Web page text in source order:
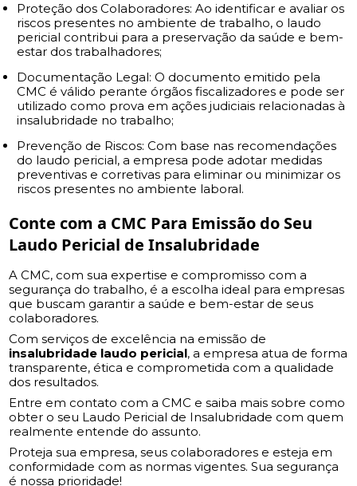
Proteção dos Colaboradores: Ao identificar e avaliar os
riscos presentes no ambiente de trabalho, o laudo
pericial contribui para a preservação da saúde e bem-
estar dos trabalhadores;
Documentação Legal: O documento emitido pela
CMC é válido perante órgãos fiscalizadores e pode ser
utilizado como prova em ações judiciais relacionadas à
insalubridade no trabalho;
Prevenção de Riscos: Com base nas recomendações
do laudo pericial, a empresa pode adotar medidas
preventivas e corretivas para eliminar ou minimizar os
riscos presentes no ambiente laboral.
Conte com a CMC Para Emissão do Seu
Laudo Pericial de Insalubridade
A CMC, com sua expertise e compromisso com a
segurança do trabalho, é a escolha ideal para empresas
que buscam garantir a saúde e bem-estar de seus
colaboradores.
Com serviços de excelência na emissão de
insalubridade laudo pericial, a empresa atua de forma
transparente, ética e comprometida com a qualidade
dos resultados.
Entre em contato com a CMC e saiba mais sobre como
obter o seu Laudo Pericial de Insalubridade com quem
realmente entende do assunto.
Proteja sua empresa, seus colaboradores e esteja em
conformidade com as normas vigentes. Sua segurança
é nossa prioridade!